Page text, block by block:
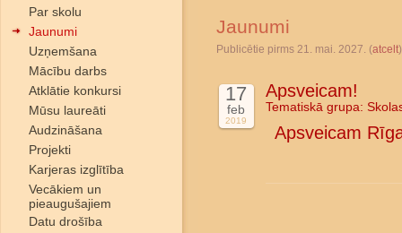
Par skolu
Jaunumi
Uzņemšana
Mācību darbs
Atklātie konkursi
Mūsu laureāti
Audzināšana
Projekti
Karjeras izglītība
Vecākiem un
pieaugušajiem
Datu drošība
Jaunumi
Publicētie pirms 21. mai. 2027. (atcelt)
17
feb
2019
Apsveicam!
Tematiskā grupa:
Apsveicam